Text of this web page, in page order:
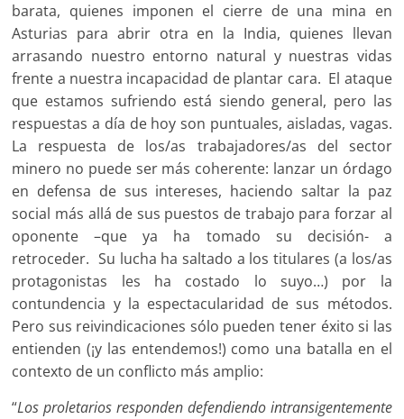
barata, quienes imponen el cierre de una mina en
Asturias para abrir otra en la India, quienes llevan
arrasando nuestro entorno natural y nuestras vidas
frente a nuestra incapacidad de plantar cara. El ataque
que estamos sufriendo está siendo general, pero las
respuestas a día de hoy son puntuales, aisladas, vagas.
La respuesta de los/as trabajadores/as del sector
minero no puede ser más coherente: lanzar un órdago
en defensa de sus intereses, haciendo saltar la paz
social más allá de sus puestos de trabajo para forzar al
oponente –que ya ha tomado su decisión- a
retroceder. Su lucha ha saltado a los titulares (a los/as
protagonistas les ha costado lo suyo…) por la
contundencia y la espectacularidad de sus métodos.
Pero sus reivindicaciones sólo pueden tener éxito si las
entienden (¡y las entendemos!) como una batalla en el
contexto de un conflicto más amplio:
“Los proletarios responden defendiendo intransigentemente